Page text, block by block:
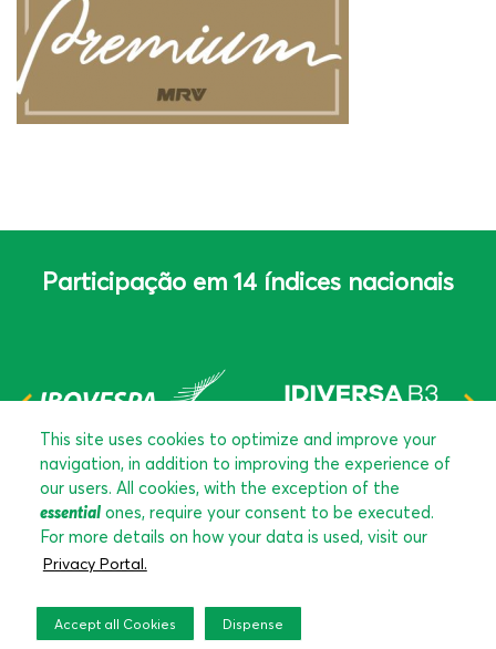
This site uses cookies to optimize and improve your
navigation, in addition to improving the experience of
our users. All cookies, with the exception of the
essential ones, require your consent to be executed.
For more details on how your data is used, visit our
Privacy Portal.
Accept all Cookies Dispense
Participação em 14 índices nacionais